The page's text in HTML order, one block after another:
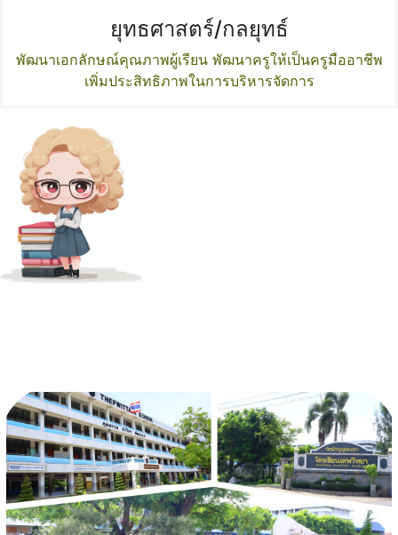
ยุทธศาสตร์/กลยุทธ์
พัฒนาเอกลักษณ์คุณภาพผู้เรียน พัฒนาครูให้เป็นครูมืออาชีพ
เพิ่มประสิทธิภาพในการบริหารจัดการ